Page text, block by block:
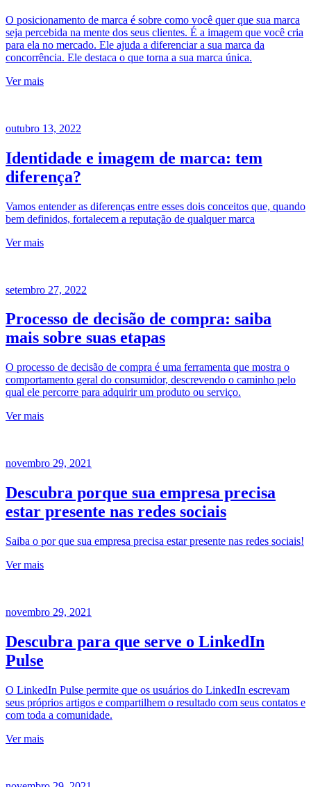
O posicionamento de marca é sobre como você quer que sua marca
seja percebida na mente dos seus clientes. É a imagem que você cria
para ela no mercado. Ele ajuda a diferenciar a sua marca da
concorrência. Ele destaca o que torna a sua marca única.
Ver mais
outubro 13, 2022
Identidade e imagem de marca: tem
diferença?
Vamos entender as diferenças entre esses dois conceitos que, quando
bem definidos, fortalecem a reputação de qualquer marca
Ver mais
setembro 27, 2022
Processo de decisão de compra: saiba
mais sobre suas etapas
O processo de decisão de compra é uma ferramenta que mostra o
comportamento geral do consumidor, descrevendo o caminho pelo
qual ele percorre para adquirir um produto ou serviço.
Ver mais
novembro 29, 2021
Descubra porque sua empresa precisa
estar presente nas redes sociais
Saiba o por que sua empresa precisa estar presente nas redes sociais!
Ver mais
novembro 29, 2021
Descubra para que serve o LinkedIn
Pulse
O LinkedIn Pulse permite que os usuários do LinkedIn escrevam
seus próprios artigos e compartilhem o resultado com seus contatos e
com toda a comunidade.
Ver mais